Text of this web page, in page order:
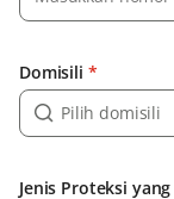
Domisili *
Jenis Proteksi